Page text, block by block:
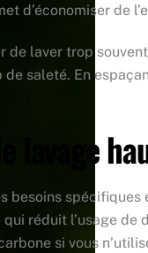
d’économiser de
laver trop
saleté. En
lavage
besoins
réduit l’usage
si vous